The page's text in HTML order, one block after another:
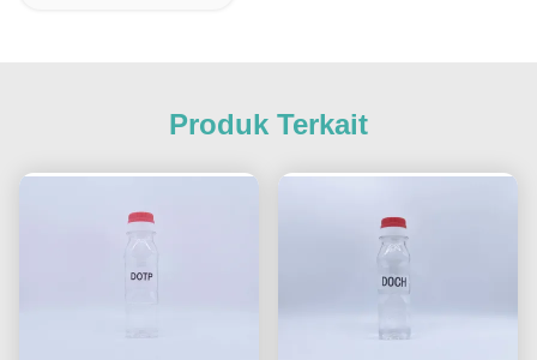
Produk Terkait